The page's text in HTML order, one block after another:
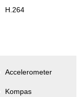
H.264
Accelerometer
Kompas